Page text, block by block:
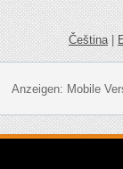
Čeština|
Anzeigen: Mobile